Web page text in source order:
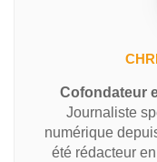
Cofondateur
Journaliste
numérique
été rédacteur